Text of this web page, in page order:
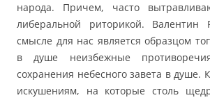
народа. Причем, часто
либеральной риторикой. Валентин
смысле для нас является образцом
в душе неизбежные
сохранения небесного завета в душе.
искушениям, на которые столь